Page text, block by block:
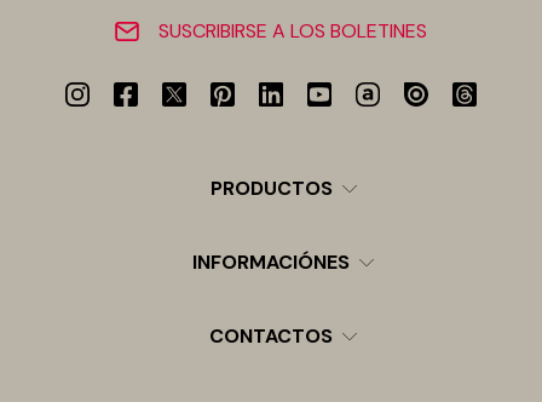
SUSCRIBIRSE A LOS BOLETINES
PRODUCTOS
INFORMACIÓNES
CONTACTOS